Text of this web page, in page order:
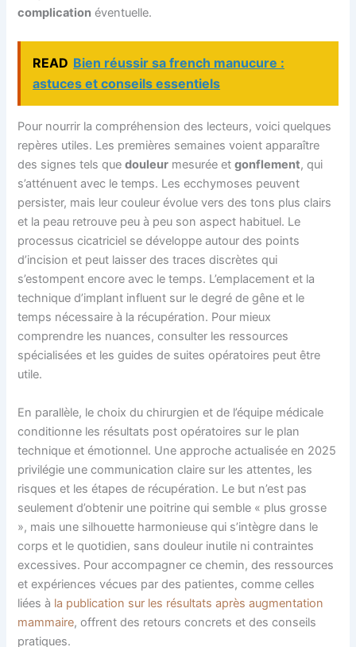
complication éventuelle.
READ Bien réussir sa french manucure :
astuces et conseils essentiels
Pour nourrir la compréhension des lecteurs, voici quelques
repères utiles. Les premières semaines voient apparaître
des signes tels quedouleur mesurée etgonflement, qui
s’atténuent avec le temps. Les ecchymoses peuvent
persister, mais leur couleur évolue vers des tons plus clairs
et la peau retrouve peu à peu son aspect habituel. Le
processus cicatriciel se développe autour des points
d’incision et peut laisser des traces discrètes qui
s’estompent encore avec le temps. L’emplacement et la
technique d’implant influent sur le degré de gêne et le
temps nécessaire à la récupération. Pour mieux
comprendre les nuances, consulter les ressources
spécialisées et les guides de suites opératoires peut être
utile.
En parallèle, le choix du chirurgien et de l’équipe médicale
conditionne les résultats post opératoires sur le plan
technique et émotionnel. Une approche actualisée en 2025
privilégie une communication claire sur les attentes, les
risques et les étapes de récupération. Le but n’est pas
seulement d’obtenir une poitrine qui semble « plus grosse
», mais une silhouette harmonieuse qui s’intègre dans le
corps et le quotidien, sans douleur inutile ni contraintes
excessives. Pour accompagner ce chemin, des ressources
et expériences vécues par des patientes, comme celles
liées à la publication sur les résultats après augmentation
mammaire, offrent des retours concrets et des conseils
pratiques.